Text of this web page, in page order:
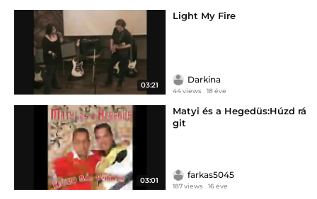
03:21
Light My Fire
Darkina
44 views 18 éve
03:01
Matyi és a Hegedüs:Húzd rá
git
farkas5045
187 views 16 éve